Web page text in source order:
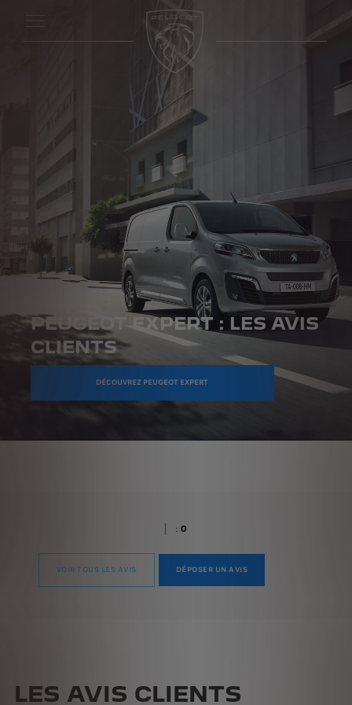
PEUGEOT EXPERT : LES AVIS
CLIENTS
DÉCOUVREZ PEUGEOT EXPERT
: 0
VOIR TOUS LES AVIS DÉPOSER UN AVIS
LES AVIS CLIENTS